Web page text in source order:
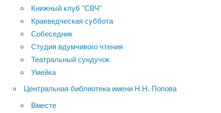
Книжный клуб "СВЧ"
Краеведческая суббота
Собеседник
Студия вдумчивого чтения
Театральный сундучок
Умейка
Центральная библиотека имени Н.Н. Попова
Вместе